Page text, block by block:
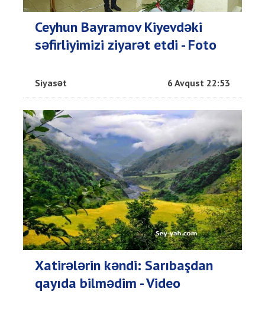
Ceyhun Bayramov Kiyevdəki
səfirliyimizi ziyarət etdi - Foto
Siyasət 6 Avqust 22:53
Xatirələrin kəndi: Sarıbaşdan
qayıda bilmədim - Video